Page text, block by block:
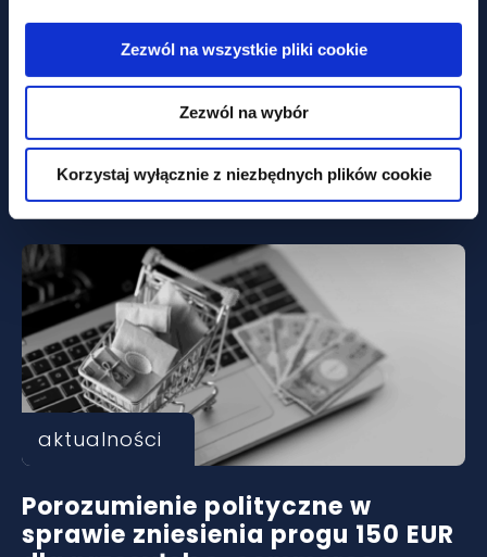
Zezwól na wszystkie pliki cookie
Zezwól na wybór
Korzystaj wyłącznie z niezbędnych plików cookie
dokumenty do pobrania
Sztafeta pokoleń – prawne i
podatkowe aspekty planowania
sukcesyjnego
aktualności
Porozumienie polityczne w
sprawie zniesienia progu 150 EUR